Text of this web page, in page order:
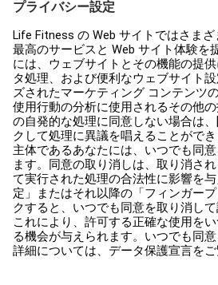
規約
アクセシビリティ
Careers
Facility Connectにログインする
お問い合わせ
プライバシー設定